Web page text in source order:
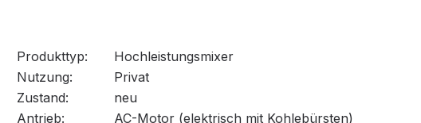
Produkttyp:
Hochleistungsmixer
Nutzung:
Privat
Zustand:
neu
Antrieb:
AC-Motor (elektrisch mit Kohlebürsten)